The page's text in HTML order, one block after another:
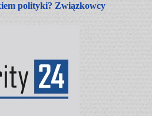
polityki? Związkowcy